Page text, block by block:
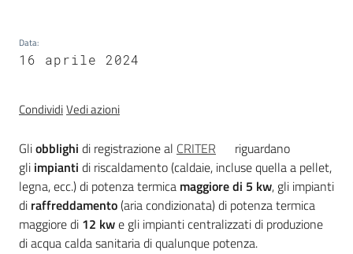
frequenti
Menu selezionato
P
e
r
s
o
Data:
16 aprile 2024
CondividiVedi azioni
Gliobblighi di registrazione al CRITER
riguardano
gli impianti di riscaldamento (caldaie, incluse quella a pellet,
legna, ecc.) di potenza termica maggiore di 5 kw, gli impianti
di raffreddamento(aria condizionata) di potenza termica
maggiore di 12 kwe gli impianti centralizzati di produzione
di acqua calda sanitaria di qualunque potenza.